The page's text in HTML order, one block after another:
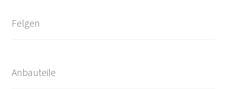
Felgen
Anbauteile